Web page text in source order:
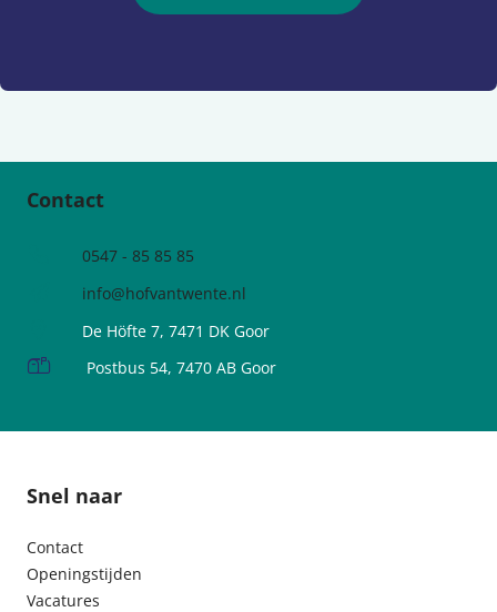
Contact
0547 - 85 85 85
info@hofvantwente.nl
De Höfte 7, 7471 DK Goor
Postbus 54, 7470 AB Goor
Snel naar
Contact
Openingstijden
Vacatures